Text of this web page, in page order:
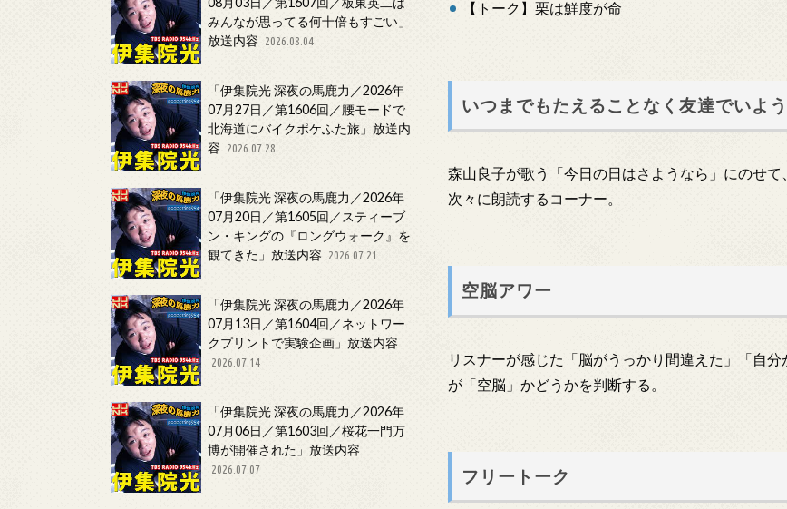
【トーク】栗は鮮度が命
いつまでもたえることなく友達でいよ
森山良子が歌う「今日の日はさようなら」にのせ
次々に朗読するコーナー。
空脳アワー
リスナーが感じた「脳がうっかり間違えた」「自
が「空脳」かどうかを判断する。
フリートーク
みんなが思ってる何十倍もすごい」
放送内容
2026.08.04
「伊集院光 深夜の馬鹿力／2026年
07月27日／第1606回／腰モードで
北海道にバイクポケふた旅」放送内
容
2026.07.28
「伊集院光 深夜の馬鹿力／2026年
07月20日／第1605回／スティーブ
ン・キングの『ロングウォーク』を
観てきた」放送内容
2026.07.21
「伊集院光 深夜の馬鹿力／2026年
07月13日／第1604回／ネットワー
クプリントで実験企画」放送内容
2026.07.14
「伊集院光 深夜の馬鹿力／2026年
07月06日／第1603回／桜花一門万
博が開催された」放送内容
2026.07.07